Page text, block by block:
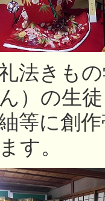
法きも
）の生
等に創
す。